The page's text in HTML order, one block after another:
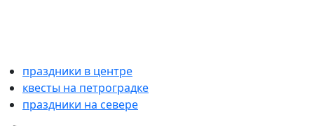
праздники в центре
квесты на петроградке
праздники на севере